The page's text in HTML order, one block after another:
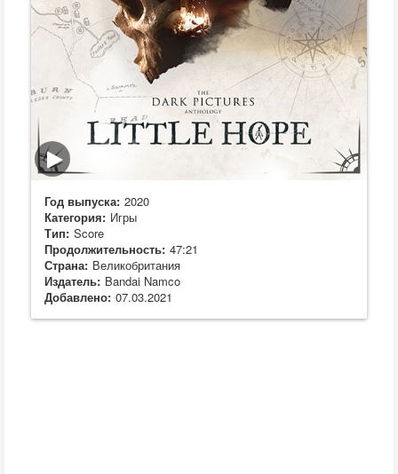
Год выпуска: 2020
Категория: Игры
Тип: Score
Продолжительность: 47:21
Страна: Великобритания
Издатель: Bandai Namco
Добавлено: 07.03.2021